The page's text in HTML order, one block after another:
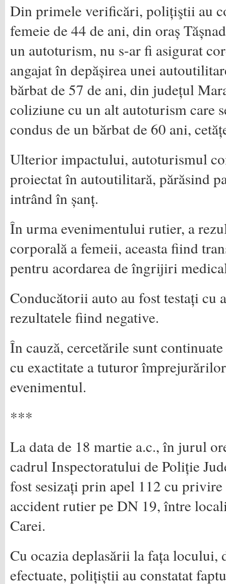
Din primele verificări, polițiştii au
femeie de 44 de ani, din oraș
un autoturism, nu s-ar fi asigurat
angajat în depășirea unei
bărbat de 57 de ani, din județul
coliziune cu un alt autoturism care
condus de un bărbat de 60 ani,
Ulterior impactului, autoturismul
proiectat în autoutilitară, părăsind
intrând în șanț.
În urma evenimentului rutier, a
corporală a femeii, aceasta fiind
pentru acordarea de îngrijiri
Conducătorii auto au fost testați cu
rezultatele fiind negative.
În cauză, cercetările sunt
cu exactitate a tuturor
evenimentul.
***
La data de 18 martie a.c., în jurul
cadrul Inspectoratului de Poliție
fost sesizați prin apel 112 cu
accident rutier pe DN 19, între
Carei.
Cu ocazia deplasării la fața
efectuate, polițiștii au constatat